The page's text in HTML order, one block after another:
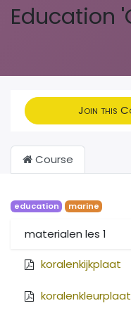
Education
Join this
Course
education marine
materialen les 1
koralenkijkplaat
koralenkleurplaat